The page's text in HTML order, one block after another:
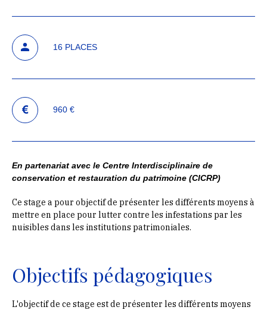
16 PLACES
960 €
En partenariat avec le Centre Interdisciplinaire de
conservation et restauration du patrimoine (CICRP)
Ce stage a pour objectif de présenter les différents moyens à
mettre en place pour lutter contre les infestations par les
nuisibles dans les institutions patrimoniales.
Objectifs pédagogiques
L'objectif de ce stage est de présenter les différents moyens